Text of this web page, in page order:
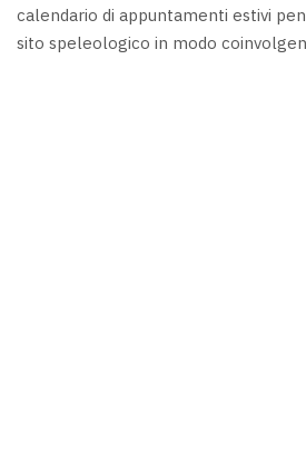
calendario di appuntamenti estivi
sito speleologico in modo